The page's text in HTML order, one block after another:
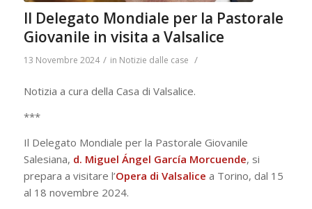
Il Delegato Mondiale per la Pastorale
Giovanile in visita a Valsalice
13 Novembre 2024 / in Notizie dalle case /
Notizia a cura della Casa di Valsalice.
***
Il Delegato Mondiale per la Pastorale Giovanile
Salesiana, d. Miguel Ángel García Morcuende, si
prepara a visitare l’Opera di Valsalice a Torino, dal 15
al 18 novembre 2024.